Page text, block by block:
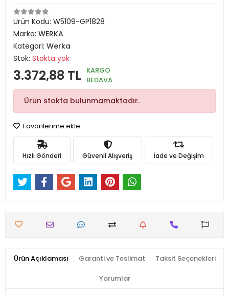
Ürün Kodu: W5109-GP1828
Marka: WERKA
Kategori: Werka
Stok: Stokta yok
3.372,88 TL KARGO
BEDAVA
Ürün stokta bulunmamaktadır.
Favorilerime ekle
Hızlı Gönderi Güvenli Alışveriş İade ve Değişim
Ürün Açıklaması Garanti ve Teslimat Taksit Seçenekleri
Yorumlar